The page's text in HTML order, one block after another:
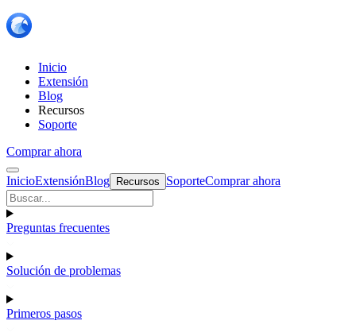
Inicio
Extensión
Blog
Recursos
Soporte
Comprar ahora
InicioExtensiónBlog Recursos SoporteComprar ahora
Preguntas frecuentes
Solución de problemas
Primeros pasos